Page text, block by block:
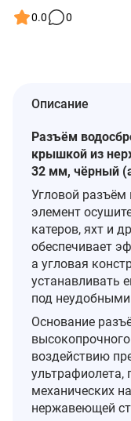
0.0 0
Описание
Разъём
крышкой из
32 мм, чёрный
Угловой
элемент
катеров, яхт и
обеспечивает
а угловая
устанавливать
под
Основание
воздействию
ультрафиолета,
механических
нержавеющей